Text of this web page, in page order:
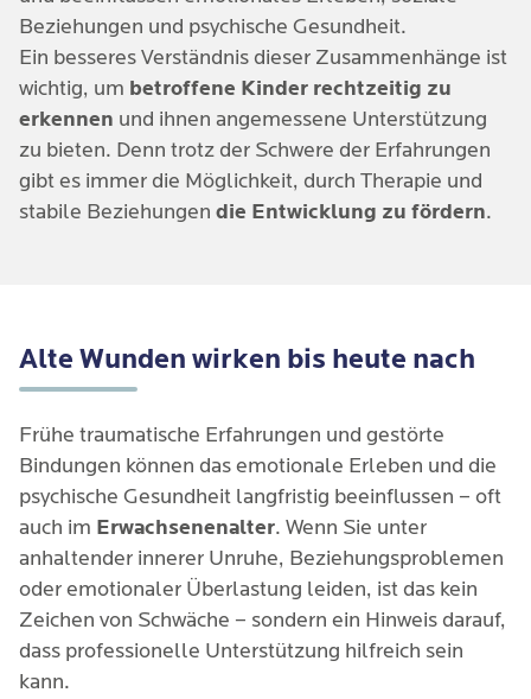
können, Vertrauen aufzubauen. Pädagogische
Fachkräfte, Therapeuten und Pflegefamilien spielen
hier eine wichtige Rolle.
Psychotherapieform zur Behandlung von
Traumafolgestörungen Ende der 80er Jahre des
letzten Jahrhunderts. Diese Therapieform nutzt
gezielte Augenbewegungen, um traumatische
Erinnerungen zu verarbeiten und die
emotionale Belastung zu reduzieren.
Körperorientierte Ansätze (wie z. B. Somatic
Gruppentherapie:
Betroffenen zu teilen und gegenseitig zu
unterstützen.
Medikamentöse Behandlung:In einigen
Fällen kann die Therapie durch Medikamente
(z. B. Antidepressiva) ergänzt werden,
insbesondere wenn starke Symptome oder
zusätzliche psychische Erkrankungen vorliegen.
Ambulanz oder einen sozialpsychiatrischen
Dienst zu wenden.
Beziehungen und psychische Gesundheit.
Ein besseres Verständnis dieser Zusammenhänge ist
wichtig, um betroffene Kinder rechtzeitig zu
erkennen und ihnen angemessene Unterstützung
zu bieten. Denn trotz der Schwere der Erfahrungen
gibt es immer die Möglichkeit, durch Therapie und
stabile Beziehungen die Entwicklung zu fördern.
Alte Wunden wirken bis heute nach
Frühe traumatische Erfahrungen und gestörte
Bindungen können das emotionale Erleben und die
psychische Gesundheit langfristig beeinflussen – oft
auch im Erwachsenenalter. Wenn Sie unter
anhaltender innerer Unruhe, Beziehungsproblemen
oder emotionaler Überlastung leiden, ist das kein
Zeichen von Schwäche – sondern ein Hinweis darauf,
dass professionelle Unterstützung hilfreich sein
kann.